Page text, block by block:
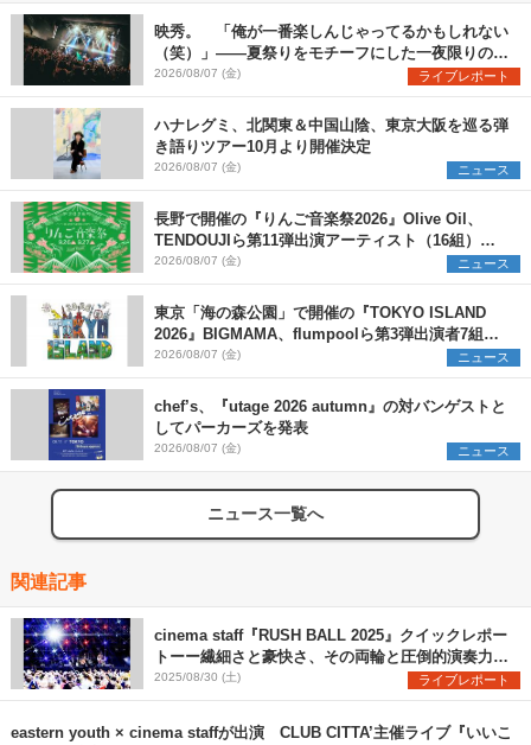
映秀。 「俺が一番楽しんじゃってるかもしれない
（笑）」――夏祭りをモチーフにした一夜限りのス
ペシャルライブ『色祭』レポート
2026/08/07 (金) ライブレポート
ハナレグミ、北関東＆中国山陰、東京大阪を巡る弾
き語りツアー10月より開催決定
2026/08/07 (金) ニュース
長野で開催の『りんご音楽祭2026』Olive Oil、
TENDOUJIら第11弾出演アーティスト（16組）を
発表
2026/08/07 (金) ニュース
東京「海の森公園」で開催の『TOKYO ISLAND
2026』BIGMAMA、flumpoolら第3弾出演者7組を
発表 ワークショップ・アート出展者を募集
2026/08/07 (金) ニュース
chef’s、『utage 2026 autumn』の対バンゲストと
してパーカーズを発表
2026/08/07 (金) ニュース
ニュース一覧へ
関連記事
cinema staff『RUSH BALL 2025』クイックレポー
トーー繊細さと豪快さ、その両輪と圧倒的演奏力で
魅せた堂々のステージ
2025/08/30 (土) ライブレポート
eastern youth × cinema staffが出演 CLUB CITTA’主催ライブ『いいこ